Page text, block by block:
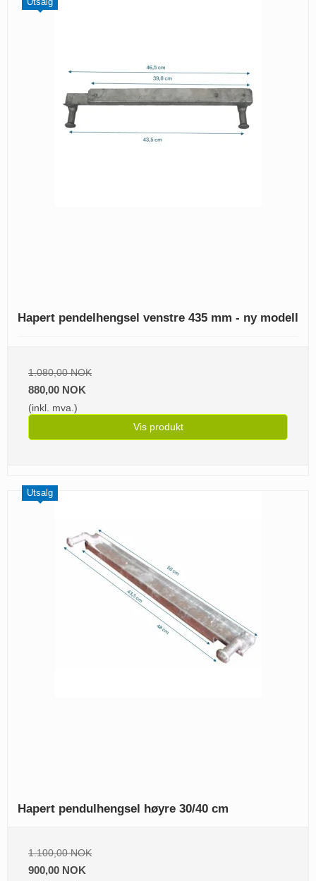
Hapert pendelhengsel venstre 435 mm - ny modell
1.080,00 NOK
880,00 NOK
(inkl. mva.)
Vis produkt
Utsalg
Hapert pendulhengsel høyre 30/40 cm
1.100,00 NOK
900,00 NOK